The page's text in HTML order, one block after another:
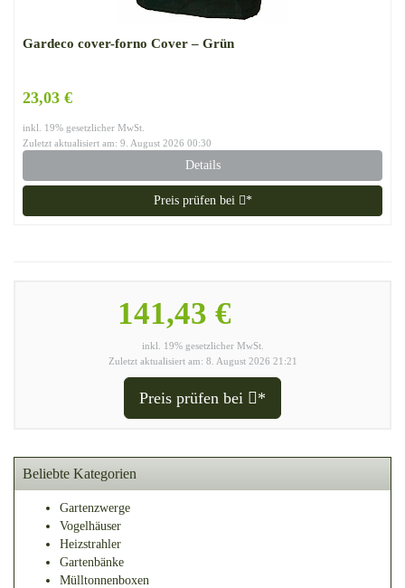
Gardeco cover-forno Cover – Grün
23,03 €
inkl. 19% gesetzlicher MwSt.
Zuletzt aktualisiert am: 9. August 2026 00:30
Details
Preis prüfen bei *
141,43 €
inkl. 19% gesetzlicher MwSt.
Zuletzt aktualisiert am: 8. August 2026 21:21
Preis prüfen bei *
Beliebte Kategorien
Gartenzwerge
Vogelhäuser
Heizstrahler
Gartenbänke
Mülltonnenboxen